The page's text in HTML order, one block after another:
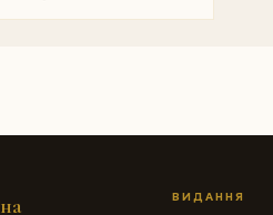
ВИДАННЯ